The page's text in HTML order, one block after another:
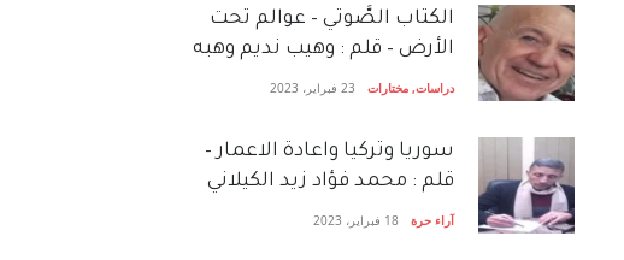
الكتاب الصَّوتي – عوالم تحت
الأرض – قلم : وهيب نديم وهبه
دراسات, مختارات 23 فبراير، 2023
سوريا وتركيا واعادة الاعمار –
قلم : محمد فؤاد زيد الكيلاني
آراء حرة 18 فبراير، 2023